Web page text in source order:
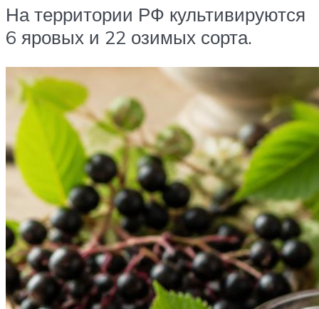
На территории РФ культивируются
6 яровых и 22 озимых сорта.